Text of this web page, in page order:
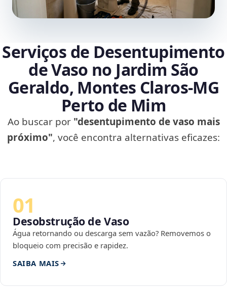
Serviços de Desentupimento
de Vaso no Jardim São
Geraldo, Montes Claros‑MG
Perto de Mim
Ao buscar por "desentupimento de vaso mais
próximo", você encontra alternativas eficazes:
01
Desobstrução de Vaso
Água retornando ou descarga sem vazão? Removemos o
bloqueio com precisão e rapidez.
SAIBA MAIS